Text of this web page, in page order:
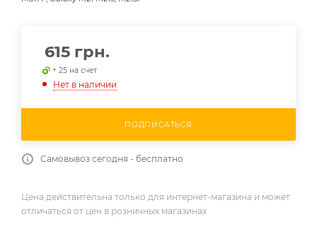
615 грн.
+ 25 на счет
Нет в наличии
ПОДПИСАТЬСЯ
Самовывоз сегодня - бесплатно
Цена действительна только для интернет-магазина и может
отличаться от цен в розничных магазинах